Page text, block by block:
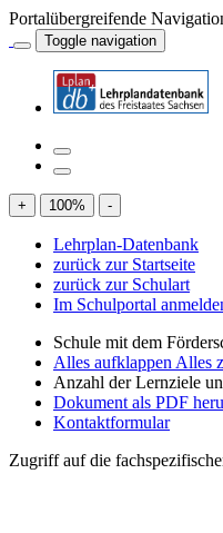
Portalübergreifende
Toggle navigation
+ 100% -
Lehrplan-Datenbank
zurück zur Startseite
zurück zur Schulart
Im Schulportal
Schule mit dem
Alles aufklappen Alles
Anzahl der Lernziele
Dokument als PDF
Kontaktformular
Zugriff auf die